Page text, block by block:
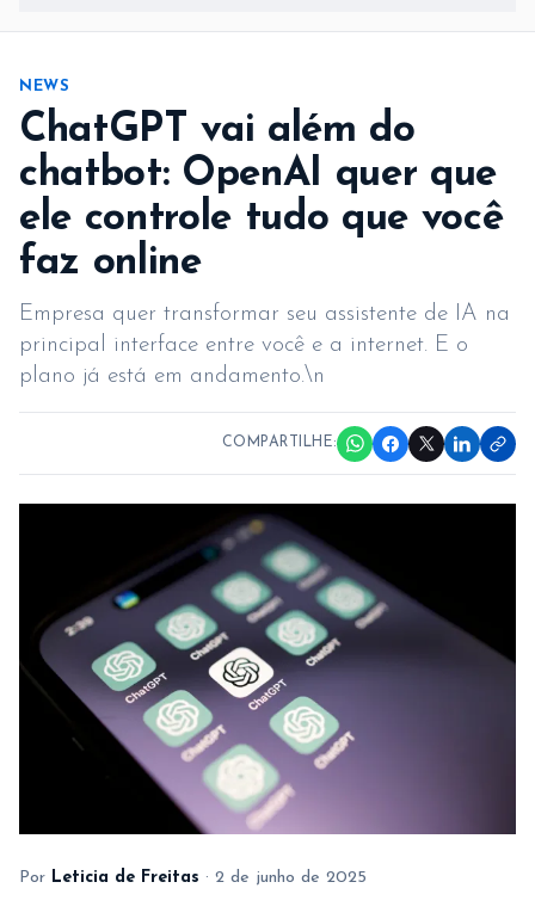
NEWS
ChatGPT vai além do
chatbot: OpenAI quer que
ele controle tudo que você
faz online
Empresa quer transformar seu assistente de IA na
principal interface entre você e a internet. E o
plano já está em andamento.\n
COMPARTILHE:
Por Leticia de Freitas · 2 de junho de 2025